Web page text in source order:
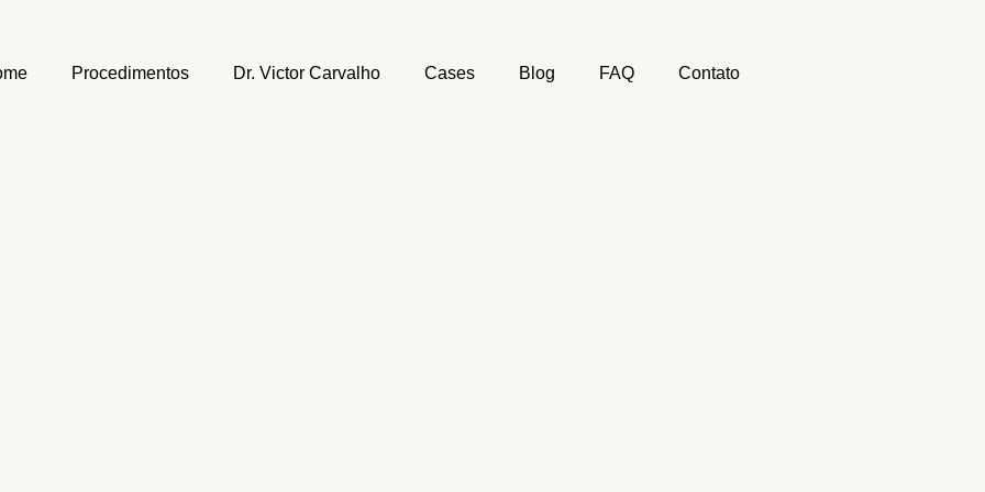
Procedimentos Dr. Victor Carvalho Cases Blog FAQ Contato